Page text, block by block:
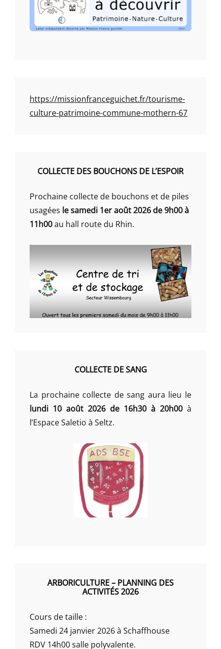
https://missionfranceguichet.fr/tourisme-
culture-patrimoine-commune-mothern-67
COLLECTE DES BOUCHONS DE L’ESPOIR
Prochaine collecte de bouchons et de piles
usagées le samedi 1er août 2026 de 9h00 à
11h00au hall route du Rhin.
COLLECTE DE SANG
La prochaine collecte de sang aura lieu le
lundi 10 août 2026 de 16h30 à 20h00 à
l’Espace Saletio à Seltz.
ARBORICULTURE – PLANNING DES
ACTIVITÉS 2026
Cours de taille :
Samedi 24 janvier 2026 à Schaffhouse
RDV 14h00 salle polyvalente.